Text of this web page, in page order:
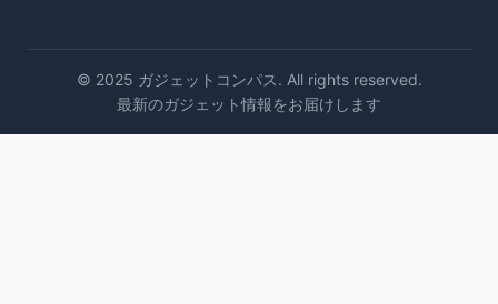
© 2025 ガジェットコンパス. All rights reserved.
最新のガジェット情報をお届けします